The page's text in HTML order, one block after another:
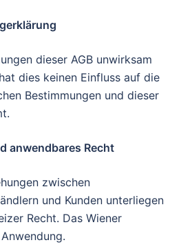
dieser AGB unwirksam
dies keinen Einfluss auf die
Bestimmungen und dieser
anwendbares Recht
zwischen
und Kunden unterliegen
Recht. Das Wiener